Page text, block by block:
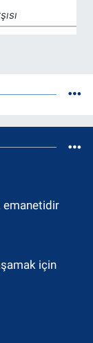
emanetidir
için